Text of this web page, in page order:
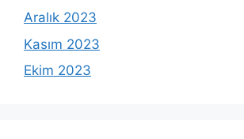
Aralık 2023
Kasım 2023
Ekim 2023